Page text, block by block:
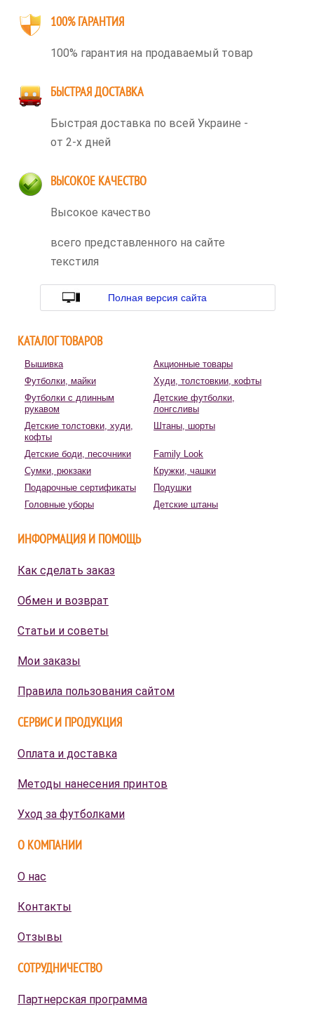
100% ГАРАНТИЯ
100% гарантия на продаваемый товар
БЫСТРАЯ ДОСТАВКА
Быстрая доставка по всей Украине -
от 2-х дней
ВЫСОКОЕ КАЧЕСТВО
Высокое качество
всего представленного на сайте
текстиля
Полная версия сайта
КАТАЛОГ ТОВАРОВ
Вышивка
Акционные товары
Футболки, майки
Худи, толстовкии, кофты
Футболки с длинным
рукавом
Детские футболки,
лонгсливы
Детские толстовки, худи,
кофты
Штаны, шорты
Детские боди, песочники
Family Look
Сумки, рюкзаки
Кружки, чашки
Подарочные сертификаты
Подушки
Головные уборы
Детские штаны
ИНФОРМАЦИЯ И ПОМОЩЬ
Как сделать заказ
Обмен и возврат
Статьи и советы
Мои заказы
Правила пользования сайтом
СЕРВИС И ПРОДУКЦИЯ
Оплата и доставка
Методы нанесения принтов
Уход за футболками
О КОМПАНИИ
О нас
Контакты
Отзывы
СОТРУДНИЧЕСТВО
Партнерская программа